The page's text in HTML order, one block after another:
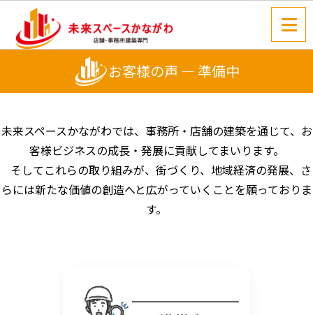
お客様の声 — 準備中
未来スペースかながわでは、事務所・店舗の建築を通じて、お
客様ビジネスの成長・発展に貢献してまいります。
そしてこれらの取り組みが、街づくり、地域経済の発展、さ
らには新たな価値の創造へと広がっていくことを願っておりま
す。